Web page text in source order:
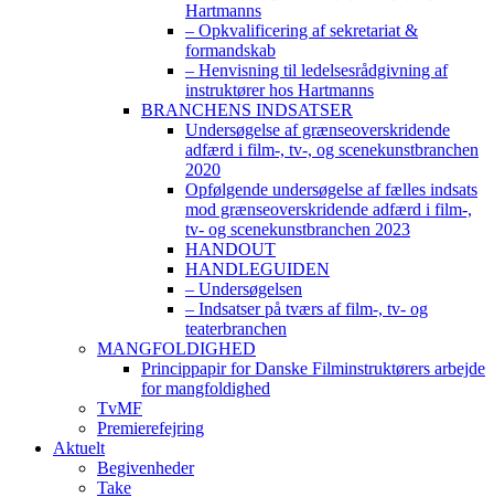
Hartmanns
– Opkvalificering af sekretariat &
formandskab
– Henvisning til ledelsesrådgivning af
instruktører hos Hartmanns
BRANCHENS INDSATSER
Undersøgelse af grænseoverskridende
adfærd i film-, tv-, og scenekunstbranchen
2020
Opfølgende undersøgelse af fælles indsats
mod grænseoverskridende adfærd i film-,
tv- og scenekunstbranchen 2023
HANDOUT
HANDLEGUIDEN
– Undersøgelsen
– Indsatser på tværs af film-, tv- og
teaterbranchen
MANGFOLDIGHED
Princippapir for Danske Filminstruktørers arbejde
for mangfoldighed
TvMF
Premierefejring
Aktuelt
Begivenheder
Take